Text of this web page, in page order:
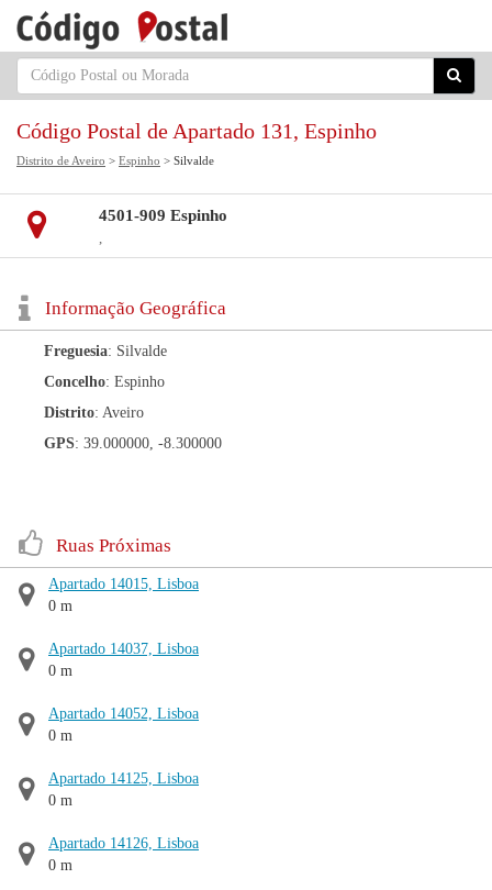
Código Postal de Apartado 131, Espinho
Distrito de Aveiro > Espinho > Silvalde
4501-909 Espinho
,
Informação Geográfica
Freguesia: Silvalde
Concelho: Espinho
Distrito: Aveiro
GPS: 39.000000, -8.300000
Ruas Próximas
Apartado 14015, Lisboa
0 m
Apartado 14037, Lisboa
0 m
Apartado 14052, Lisboa
0 m
Apartado 14125, Lisboa
0 m
Apartado 14126, Lisboa
0 m